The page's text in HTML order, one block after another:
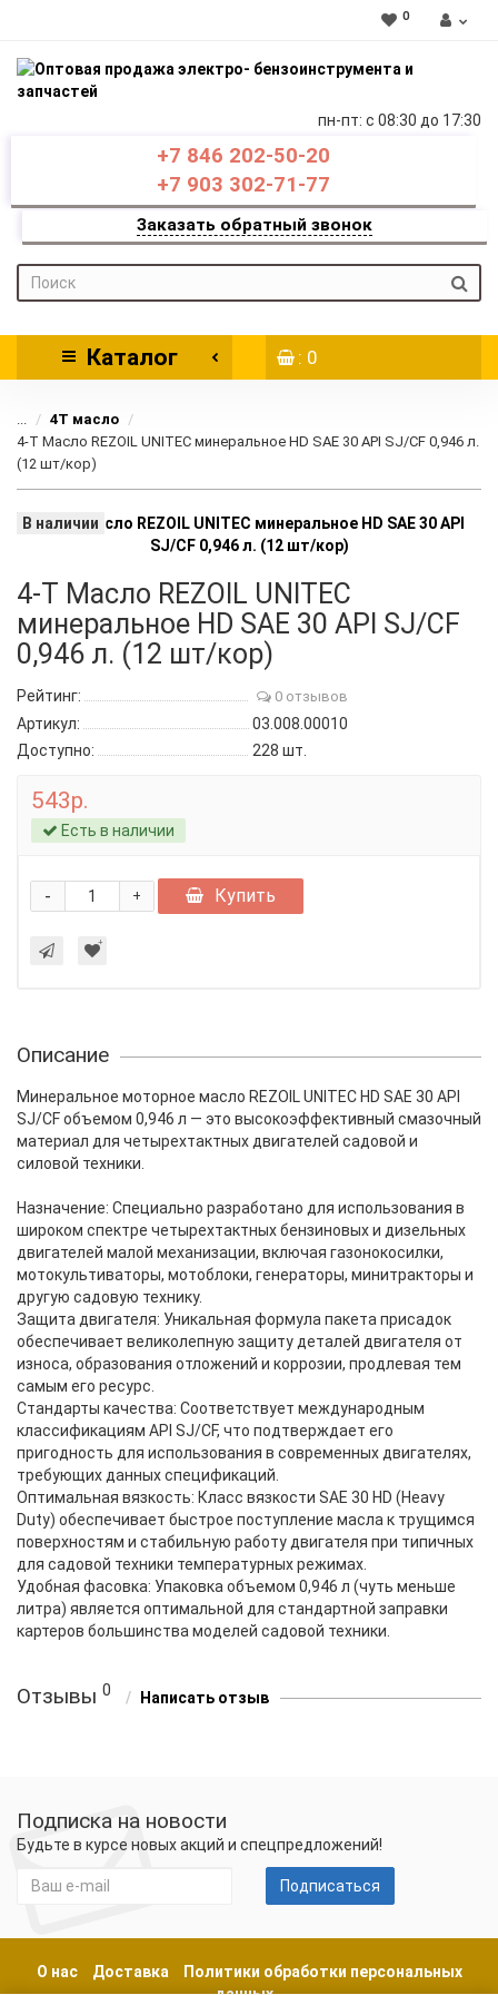
0
пн-пт: c 08:30 до 17:30
+7 846 202-50-20
+7 903 302-71-77
Заказать обратный звонок
Каталог : 0
...
4Т масло
4-Т Масло REZOIL UNITEC минеральное HD SAE 30 API SJ/CF 0,946 л.
(12 шт/кор)
В наличии
4-Т Масло REZOIL UNITEC
минеральное HD SAE 30 API SJ/CF
0,946 л. (12 шт/кор)
Рейтинг: 0 отзывов
Артикул:
03.008.00010
Доступно:
228 шт.
543р.
Есть в наличии
+
- Купить
Описание
Минеральное моторное масло REZOIL UNITEC HD SAE 30 API
SJ/CF объемом 0,946 л — это высокоэффективный смазочный
материал для четырехтактных двигателей садовой и
силовой техники.
Назначение: Специально разработано для использования в
широком спектре четырехтактных бензиновых и дизельных
двигателей малой механизации, включая газонокосилки,
мотокультиваторы, мотоблоки, генераторы, минитракторы и
другую садовую технику.
Защита двигателя: Уникальная формула пакета присадок
обеспечивает великолепную защиту деталей двигателя от
износа, образования отложений и коррозии, продлевая тем
самым его ресурс.
Стандарты качества: Соответствует международным
классификациям API SJ/CF, что подтверждает его
пригодность для использования в современных двигателях,
требующих данных спецификаций.
Оптимальная вязкость: Класс вязкости SAE 30 HD (Heavy
Duty) обеспечивает быстрое поступление масла к трущимся
поверхностям и стабильную работу двигателя при типичных
для садовой техники температурных режимах.
Удобная фасовка: Упаковка объемом 0,946 л (чуть меньше
литра) является оптимальной для стандартной заправки
картеров большинства моделей садовой техники.
Отзывы 0 Написать отзыв
Подписка на новости
Будьте в курсе новых акций и спецпредложений!
Подписаться
О нас Доставка
Политики обработки персональных